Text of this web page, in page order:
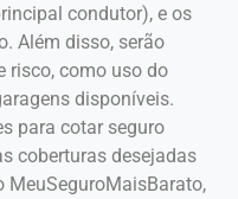
condutor), e os
Além disso, serão
risco, como uso do
disponíveis.
para cotar seguro
coberturas desejadas
MeuSeguroMaisBarato,